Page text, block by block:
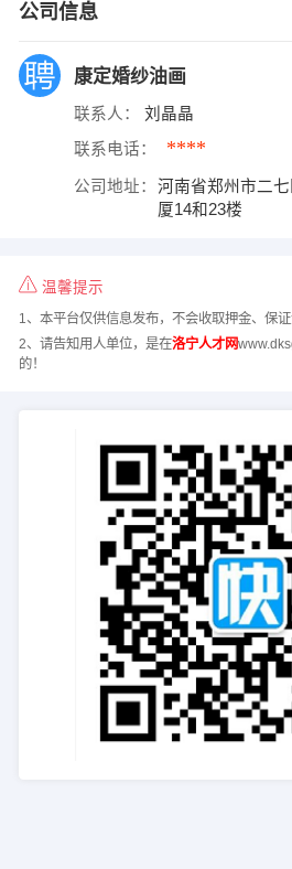
公司信息
康定婚纱油画
联系人： 刘晶晶
联系电话： ****
公司地址：
河南省郑州市二
厦14和23楼
温馨提示
1、本平台仅供信息发布，不会收取押金、保证
2、请告知用人单位，是在洛宁人才网
的！